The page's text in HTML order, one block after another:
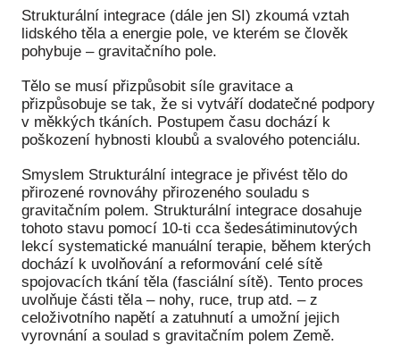
Strukturální integrace (dále jen SI) zkoumá vztah
lidského těla a energie pole, ve kterém se člověk
pohybuje – gravitačního pole.
Tělo se musí přizpůsobit síle gravitace a
přizpůsobuje se tak, že si vytváří dodatečné podpory
v měkkých tkáních. Postupem času dochází k
poškození hybnosti kloubů a svalového potenciálu.
Smyslem Strukturální integrace je přivést tělo do
přirozené rovnováhy přirozeného souladu s
gravitačním polem. Strukturální integrace dosahuje
tohoto stavu pomocí 10-ti cca šedesátiminutových
lekcí systematické manuální terapie, během kterých
dochází k uvolňování a reformování celé sítě
spojovacích tkání těla (fasciální sítě). Tento proces
uvolňuje části těla – nohy, ruce, trup atd. – z
celoživotního napětí a zatuhnutí a umožní jejich
vyrovnání a soulad s gravitačním polem Země.